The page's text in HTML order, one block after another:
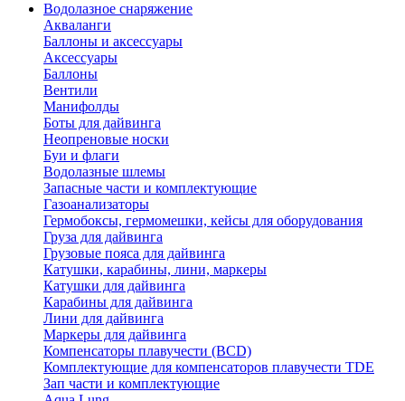
Водолазное снаряжение
Акваланги
Баллоны и аксессуары
Аксессуары
Баллоны
Вентили
Манифолды
Боты для дайвинга
Неопреновые носки
Буи и флаги
Водолазные шлемы
Запасные части и комплектующие
Газоанализаторы
Гермобоксы, гермомешки, кейсы для оборудования
Груза для дайвинга
Грузовые пояса для дайвинга
Катушки, карабины, лини, маркеры
Катушки для дайвинга
Карабины для дайвинга
Лини для дайвинга
Маркеры для дайвинга
Компенсаторы плавучести (BCD)
Комплектующие для компенсаторов плавучести TDE
Зап части и комплектующие